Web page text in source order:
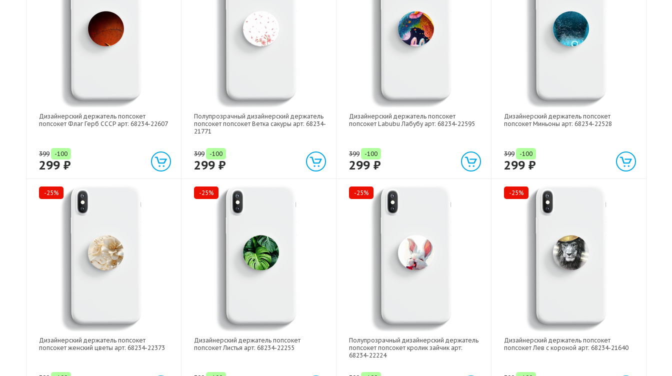
Дизайнерский держатель попсокет
попсокет Флаг Герб СССР арт: 68234-22607
399 -100
299 ₽
Полупрозрачный дизайнерский держатель
попсокет попсокет Ветка сакуры арт: 68234-
21771
399 -100
299 ₽
Дизайнерский держатель попсокет
попсокет Labubu Лабубу арт: 68234-22595
399 -100
299 ₽
Дизайнерский держатель попсокет
попсокет Миньоны арт: 68234-22528
399 -100
299 ₽
-25%
Дизайнерский держатель попсокет
попсокет женский цветы арт: 68234-22373
-25%
Дизайнерский держатель попсокет
попсокет Листья арт: 68234-22255
-25%
Полупрозрачный дизайнерский держатель
попсокет попсокет кролик зайчик арт:
68234-22224
-25%
Дизайнерский держатель попсокет
попсокет Лев с короной арт: 68234-21640